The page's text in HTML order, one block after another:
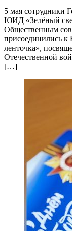
5 мая сотрудники
ЮИД «Зелёный
Общественным
присоединились к
ленточка»,
Отечественной
[…]